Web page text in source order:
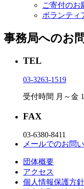
ご寄付のお
ボランティ
事務局へのお
TEL
03-3263-1519
受付時間 月～金
FAX
03-6380-8411
メールでのお問
団体概要
アクセス
個⼈情報保護⽅針